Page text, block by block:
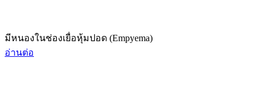
มีหนองในช่องเยื่อหุ้มปอด (Empyema)
อ่านต่อ